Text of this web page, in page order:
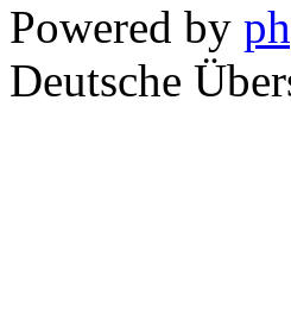
Powered by
Deutsche